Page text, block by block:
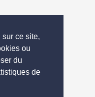
ce site,
ou
du
de